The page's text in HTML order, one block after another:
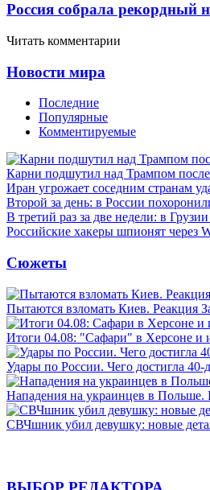
Россия собрала рекордный
Читать комментарии
Новости мира
Последние
Популярные
Комментируемые
Карни подшутил над Трампом
Иран угрожает соседним странам
Второй за день: в России
В третий раз за две недели: в
Российские хакеры шпионят через
Сюжеты
Пытаются взломать Киев. Реакция
Итоги 04.08: "Сафари" в Херсоне и
Удары по России. Чего достигла 40-
Нападения на украинцев в Польше.
СВЧшник убил девушку: новые